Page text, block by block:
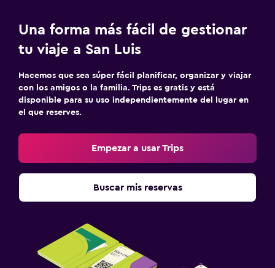
Una forma más fácil de gestionar
tu viaje a San Luis
Hacemos que sea súper fácil planificar, organizar y viajar
con los amigos o la familia. Trips es gratis y está
disponible para su uso independientemente del lugar en
el que reserves.
Empezar a usar Trips
Buscar mis reservas